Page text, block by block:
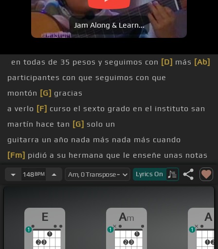
Jam Along & Learn...
en todas de 35 pesos y seguimos con [D] más [Ab]
participantes con que seguimos con que
montón [G] gracias
a verlo [F] curso el sexto grado en el instituto san
martín hace tan [G] solo un
guitarra un año nada más nada más cuando
[Fm] pidió a su hermana que le enseñe unas notas
para [D]sacar algunas
señoras señores el participante número 8 decimos
con un fuerte aplauso
[G]julio
148BPM Lyrics On
E
2 3
1
1
Am
2 3
1
1
A
1 2
1